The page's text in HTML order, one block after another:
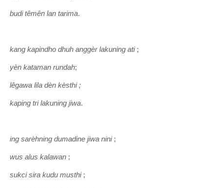
budi têmên lan tarima.
kang kapindho dhuh anggèr lakuning ati;
yèn kataman rundah;
lêgawa lila dèn kèsthi ;
kaping tri lakuning jiwa.
ing sarèhning dumadine jiwa nini;
wus alus kalawan ;
sukci sira kudu musthi;